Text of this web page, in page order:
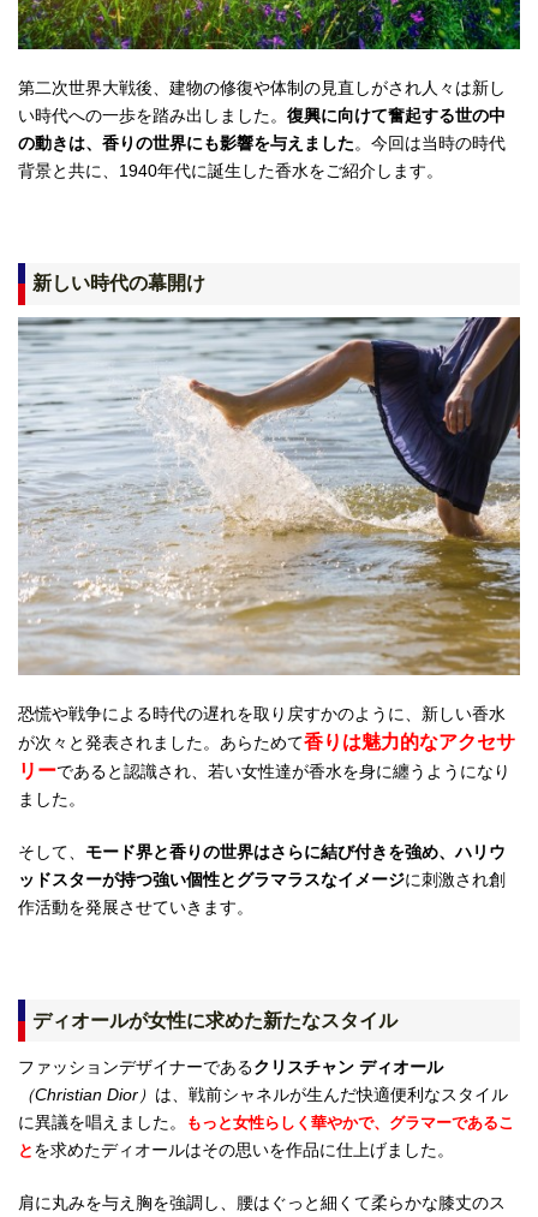
第二次世界大戦後、建物の修復や体制の見直しがされ人々は新し
い時代への一歩を踏み出しました。 復興に向けて奮起する世の中
の動きは、香りの世界にも影響を与えました。今回は当時の時代
背景と共に、 1940年代に誕生した香水をご紹介します。
新しい時代の幕開け
恐慌や戦争による時代の遅れを取り戻すかのように、新しい香水
が次々と発表されました。あらためて香りは魅力的なアクセサ
リーであると認識され、若い女性達が香水を身に纏うようになり
ました。
そして、 モード界と香りの世界はさらに結び付きを強め、ハリウ
ッドスターが持つ強い個性とグラマラスなイメージに刺激され創
作活動を発展させていきます。
ディオールが女性に求めた新たなスタイル
ファッションデザイナーであるクリスチャン ディオール
（Christian Dior） は、戦前シャネルが生んだ快適便利なスタイル
に異議を唱えました。
もっと女性らしく華やかで、グラマーであるこ
と を求めたディオールはその思いを作品に仕上げました。
肩に丸みを与え胸を強調し、腰はぐっと細くて柔らかな膝丈のス